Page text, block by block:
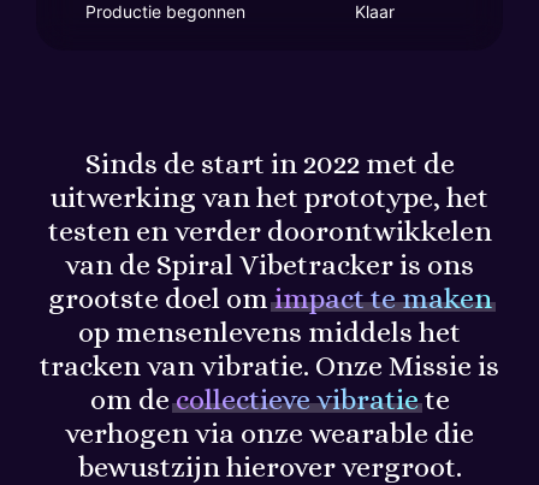
Productie begonnen Klaar
Sinds de start in 2022 met de
uitwerking van het prototype, het
testen en verder doorontwikkelen
van de Spiral Vibetracker is ons
grootste doel omimpact te maken
op mensenlevens middels het
tracken van vibratie. Onze Missie is
om decollectieve vibratiete
verhogen via onze wearable die
bewustzijn hierover vergroot.